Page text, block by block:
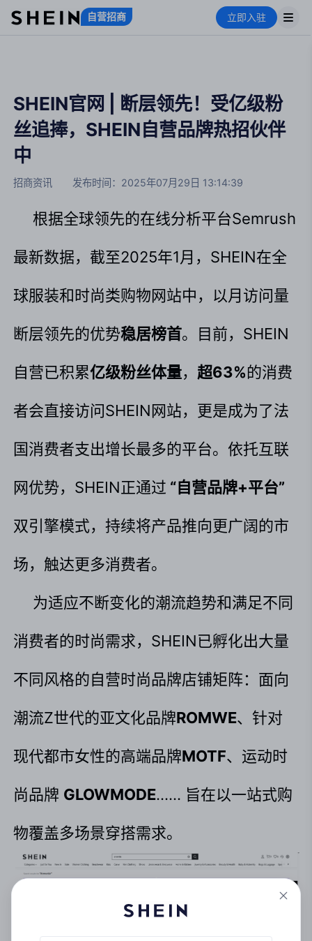
自营招商 立即入驻
SHEIN官网 | 断层领先！受亿级粉
丝追捧，SHEIN自营品牌热招伙伴
中
招商资讯 发布时间： 2025年07月29日 13:14:39
根据全球领先的在线分析平台Semrush
最新数据，截至2025年1月，SHEIN在全
球服装和时尚类购物网站中，以月访问量
断层领先的优势稳居榜首。目前，SHEIN
自营已积累亿级粉丝体量， 超63%的消费
者会直接访问SHEIN网站，更是成为了法
国消费者支出增长最多的平台。依托互联
网优势，SHEIN正通过
双引擎模式，持续将产品推向更广阔的市
场，触达更多消费者。
为适应不断变化的潮流趋势和满足不同
消费者的时尚需求，SHEIN已孵化出大量
不同风格的自营时尚品牌店铺矩阵：面向
潮流Z世代的亚文化品牌ROMWE、针对
现代都市女性的高端品牌MOTF、运动时
尚品牌 GLOWMODE…… 旨在以一站式购
物覆盖多场景穿搭需求。